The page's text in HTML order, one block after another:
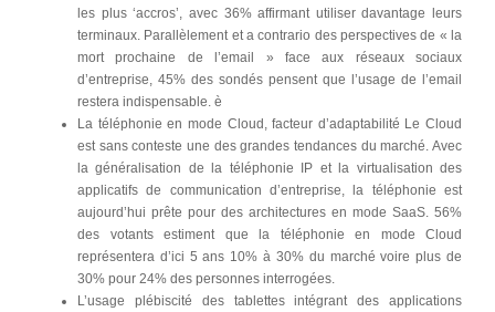
les plus ‘accros’, avec 36% affirmant utiliser davantage leurs
terminaux. Parallèlement et a contrario des perspectives de « la
mort prochaine de l’email » face aux réseaux sociaux
d’entreprise, 45% des sondés pensent que l’usage de l’email
restera indispensable. è
La téléphonie en mode Cloud, facteur d’adaptabilité Le Cloud
est sans conteste une des grandes tendances du marché. Avec
la généralisation de la téléphonie IP et la virtualisation des
applicatifs de communication d’entreprise, la téléphonie est
aujourd’hui prête pour des architectures en mode SaaS. 56%
des votants estiment que la téléphonie en mode Cloud
représentera d’ici 5 ans 10% à 30% du marché voire plus de
30% pour 24% des personnes interrogées.
L’usage plébiscité des tablettes intégrant des applications